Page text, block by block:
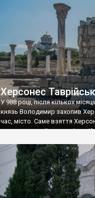
візантійської доби. Раритети
культурної спадщини ЮНЕСКО
Офіційно – на виставку
влада в Україні вважають це
Херсонес
У 988 році, після кількох
князь Володимир захопив
час, місто. Саме взяття
диктувати свої умови
Херсонесі Володимир-
християнином. А потім було
Херсонесу Таврійського